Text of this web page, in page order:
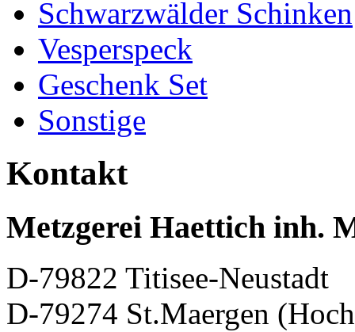
Schwarzwälder Schinken
Vesperspeck
Geschenk Set
Sonstige
Kontakt
Metzgerei Haettich inh.
D-79822 Titisee-Neustadt
D-79274 St.Maergen